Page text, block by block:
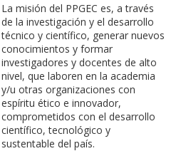
La misión del PPGEC es, a través
de la investigación y el desarrollo
técnico y científico, generar nuevos
conocimientos y formar
investigadores y docentes de alto
nivel, que laboren en la academia
y/u otras organizaciones con
espíritu ético e innovador,
comprometidos con el desarrollo
científico, tecnológico y
sustentable del país.